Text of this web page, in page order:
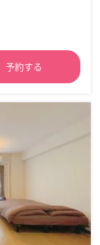
予約する